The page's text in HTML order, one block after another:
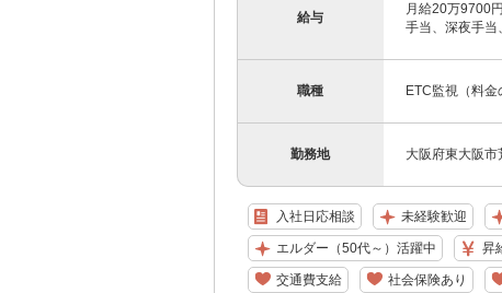
給与
月給20万9700
手当、深夜手
職種 ETC監視（料金
勤務地 大阪府東大阪
入社日応相談 未経験歓迎
エルダー（50代～）活躍中 昇
交通費支給 社会保険あり